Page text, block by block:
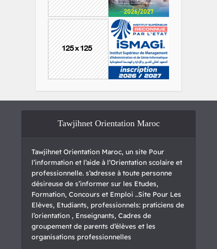
Tawjihnet Orientation Maroc
Tawjihnet Orientation Maroc, un site Pour
l’information et l’aide à l’Orientation scolaire et
professionnelle. s’adresse à toute personne
désireuse de s’informer sur les Etudes,
Formation, Concours et Emploi ..Site Pour Les
Elèves, Etudiants, professionnels: praticiens de
l’orientation , Enseignants, Cadres de
groupement de parents d’élèves et les
organisations professionnelles